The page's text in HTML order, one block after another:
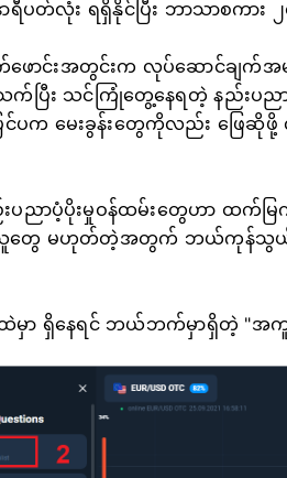
ာရီပတ်လုံး ရရှိနိုင်ပြီး ဘာသာစကား
ာင်းအတွင်းက လုပ်ဆောင်ချက်အမ
ြီး သင်ကြုံတွေ့နေရတဲ့ နည်းပညာ
င်ပက မေးခွန်းတွေကိုလည်း ဖြေဆို
ညာပံ့ပိုးမှုဝန်ထမ်းတွေဟာ ထက်မြ
ာသူတွေ မဟုတ်တဲ့အတွက် ဘယ်ကုန်သွယ်
ာ ရှိနေရင် ဘယ်ဘက်မှာရှိတဲ့ "အကူအ